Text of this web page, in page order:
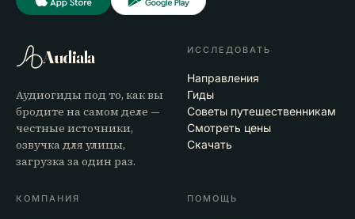
Audiala
Аудиогиды под то, как вы
бродите на самом деле —
честные источники,
озвучка для улицы,
загрузка за один раз.
ИССЛЕДОВАТЬ
Направления
Гиды
Советы путешественникам
Смотреть цены
Скачать
КОМПАНИЯ ПОМОЩЬ